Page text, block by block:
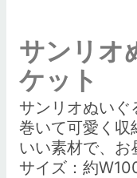
サンリオ
ケット
サンリオぬいぐ
巻いて可愛く収
いい素材で、お
サイズ：約